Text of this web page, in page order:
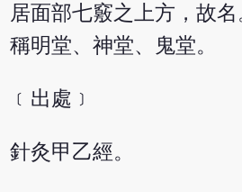
居面部七竅之上方，故
稱明堂、神堂、鬼堂。
﹝出處﹞
針灸甲乙經。